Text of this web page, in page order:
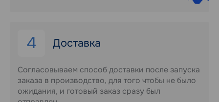
4 Доставка
Согласовываем способ доставки после запуска
заказа в производство, для того чтобы не было
ожидания, и готовый заказ сразу был